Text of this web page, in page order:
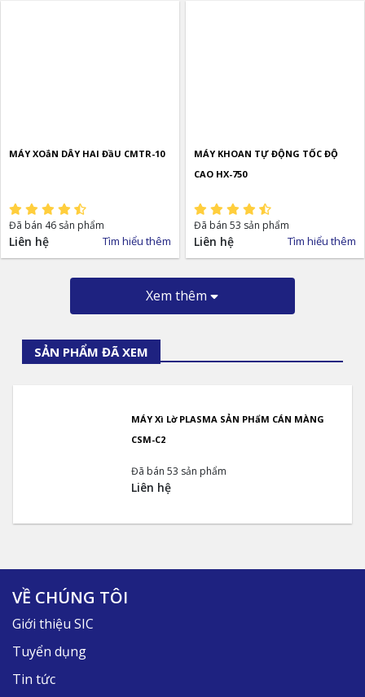
MÁY XOắN DÂY HAI ĐầU CMTR-10
Đã bán 46 sản phẩm
Liên hệ Tìm hiểu thêm
MÁY KHOAN TỰ ĐỘNG TỐC ĐỘ
CAO HX-750
Đã bán 53 sản phẩm
Liên hệ Tìm hiểu thêm
Xem thêm
SẢN PHẨM ĐÃ XEM
MÁY Xì Lờ PLASMA SẢN PHẩM CÁN MÀNG
CSM-C2
Đã bán 53 sản phẩm
Liên hệ
VỀ CHÚNG TÔI
Giới thiệu SIC
Tuyển dụng
Tin tức